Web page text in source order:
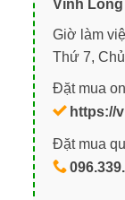
Vĩnh Long
Giờ làm
Thứ 7,
Đặt mua
https://
Đặt mua